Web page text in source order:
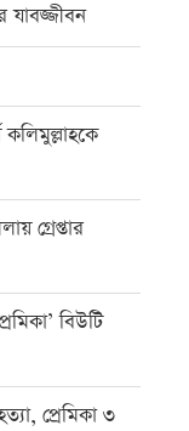
কলিমুল্লাহকে
গ্রেপ্তার
বিউটি
প্রেমিকা ৩